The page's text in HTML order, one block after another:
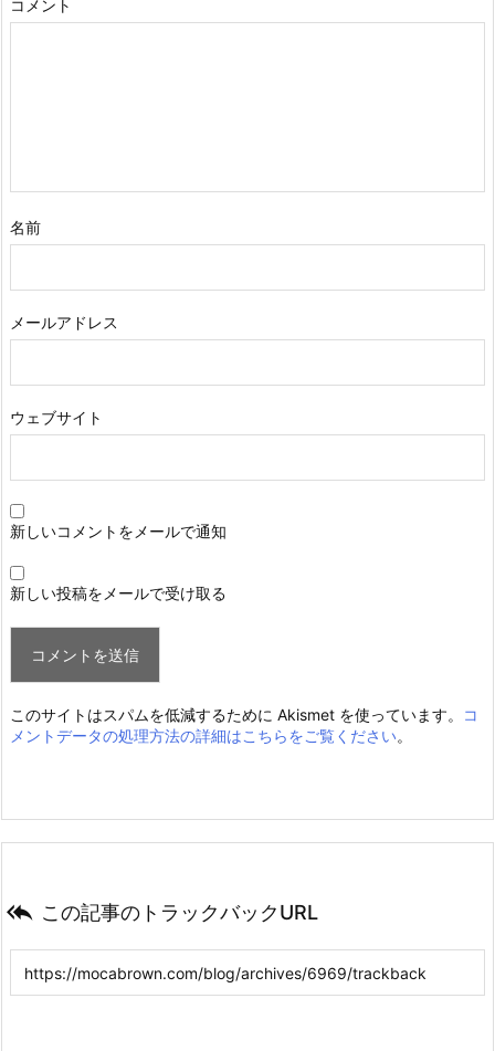
コメント
名前
メールアドレス
ウェブサイト
新しいコメントをメールで通知
新しい投稿をメールで受け取る
このサイトはスパムを低減するために Akismet を使っています。
コ
メントデータの処理方法の詳細はこちらをご覧ください。
 この記事のトラックバックURL